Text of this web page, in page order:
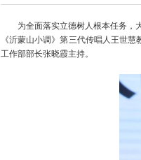
为全面落实立德树人根本任务，
《沂蒙山小调》第三代传唱人王世
工作部部长张晓霞主持。